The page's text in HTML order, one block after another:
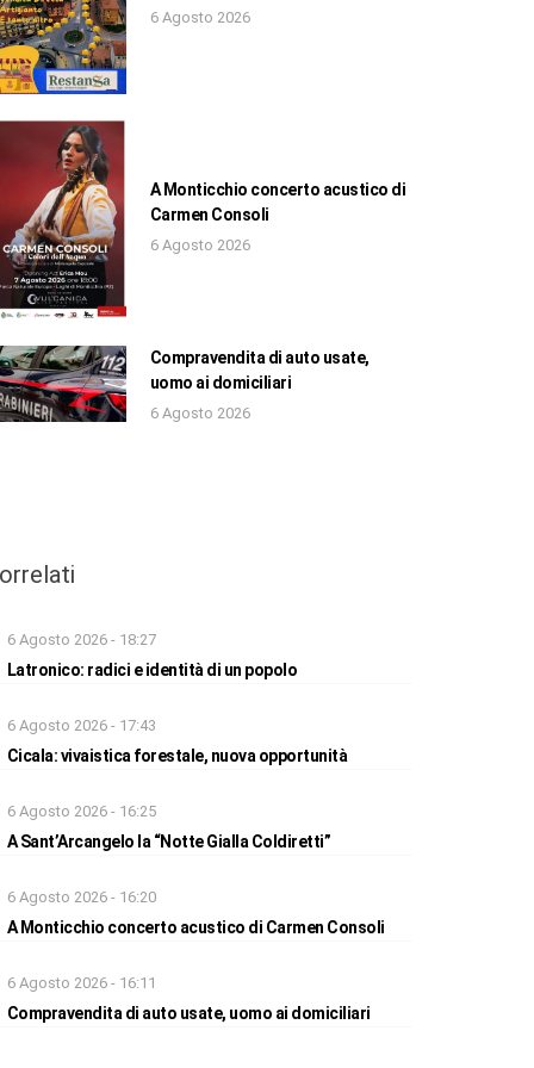
6 Agosto 2026
A Monticchio concerto acustico di
Carmen Consoli
6 Agosto 2026
Compravendita di auto usate,
uomo ai domiciliari
6 Agosto 2026
6 Agosto 2026 - 18:27
Latronico: radici e identità di un popolo
6 Agosto 2026 - 17:43
Cicala: vivaistica forestale, nuova opportunità
6 Agosto 2026 - 16:25
A Sant’Arcangelo la “Notte Gialla Coldiretti”
6 Agosto 2026 - 16:20
A Monticchio concerto acustico di Carmen Consoli
6 Agosto 2026 - 16:11
Compravendita di auto usate, uomo ai domiciliari